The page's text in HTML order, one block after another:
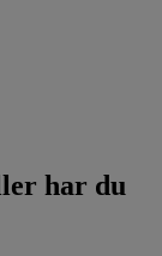
har du